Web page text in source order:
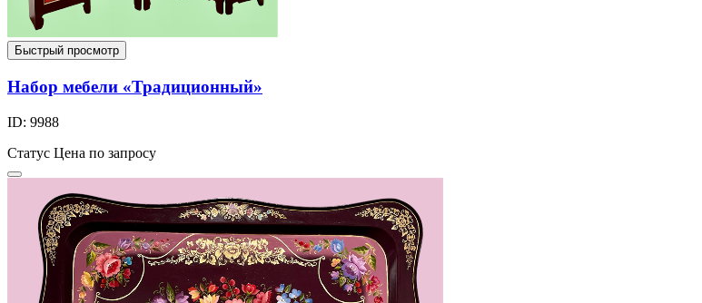
Быстрый просмотр
Набор мебели «Традиционный»
ID: 9988
Статус Цена по запросу